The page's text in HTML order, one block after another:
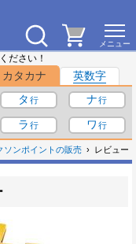
ださい！
カタカナ
英数字
タ
ナ
ラ ワ
ソンポイントの販売 レビュー